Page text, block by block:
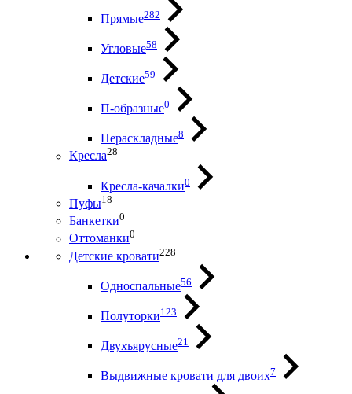
Прямые282
Угловые58
Детские59
П-образные0
Нераскладные8
Кресла28
Кресла-качалки0
Пуфы18
Банкетки0
Оттоманки0
Детские кровати228
Односпальные56
Полуторки123
Двухъярусные21
Выдвижные кровати для двоих7